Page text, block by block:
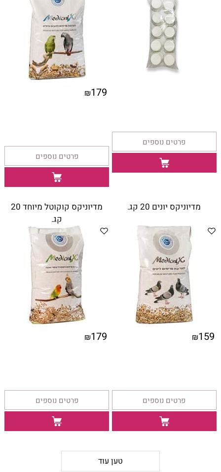
פרטים נוספים
₪179
פרטים נוספים
מדיוניקס יונים 20 קג.
₪159
פרטים נוספים
מדיוניקס קוקוטל מיוחד 20
קג.
₪179
פרטים נוספים
טען עוד